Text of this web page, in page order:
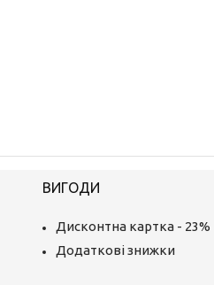
ВИГОДИ
Дисконтна картка - 23%
Додаткові знижки